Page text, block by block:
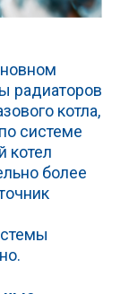
радиаторов
котла,
системе
котел
более